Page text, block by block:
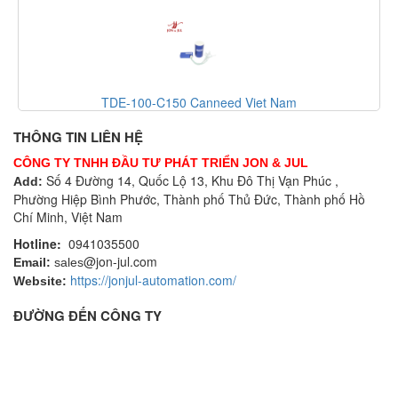
TDE-100-C150 Canneed Viet Nam
THÔNG TIN LIÊN HỆ
CÔNG TY TNHH ĐẦU TƯ PHÁT TRIỂN JON & JUL
Add: Số 4 Đường 14, Quốc Lộ 13, Khu Đô Thị Vạn Phúc ,
Phường Hiệp Bình Phước, Thành phố Thủ Đức, Thành phố Hồ
Chí Minh, Việt Nam
Hotline: 0941035500
Email: sales@jon-jul.com
Website: https://jonjul-automation.com/
ĐƯỜNG ĐẾN CÔNG TY